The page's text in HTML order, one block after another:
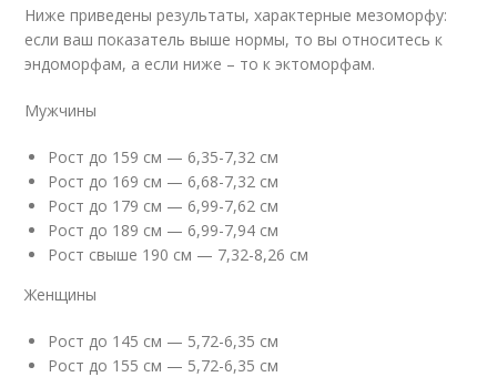
Ниже приведены результаты, характерные мезоморфу:
если ваш показатель выше нормы, то вы относитесь к
эндоморфам, а если ниже – то к эктоморфам.
Мужчины
Рост до 159 см — 6,35-7,32 см
Рост до 169 см — 6,68-7,32 см
Рост до 179 см — 6,99-7,62 см
Рост до 189 см — 6,99-7,94 см
Рост свыше 190 см — 7,32-8,26 см
Женщины
Рост до 145 см — 5,72-6,35 см
Рост до 155 см — 5,72-6,35 см